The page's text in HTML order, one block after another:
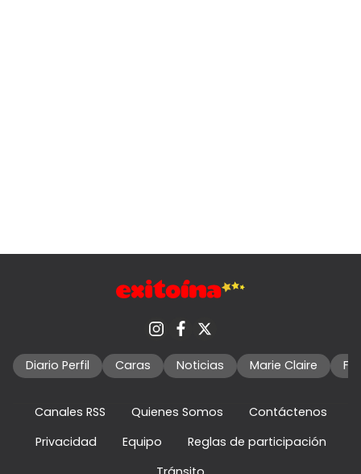
Diario Perfil Caras Noticias Marie Claire
Canales RSS Quienes Somos
Contáctenos
Privacidad
Equipo
Reglas de participación